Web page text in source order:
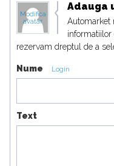
Modifica
avatar
Adauga
Automarket
informatiilor
rezervam dreptul de a
Nume Login
Text